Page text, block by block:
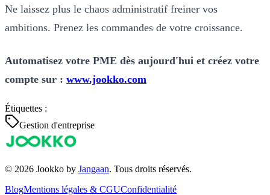
Ne laissez plus le chaos administratif freiner vos
ambitions. Prenez les commandes de votre croissance.
Automatisez votre PME dès aujourd'hui et créez votre
compte sur : www.jookko.com
Étiquettes :
Gestion d'entreprise
© 2026 Jookko by Jangaan. Tous droits réservés.
BlogMentions légales & CGUConfidentialité